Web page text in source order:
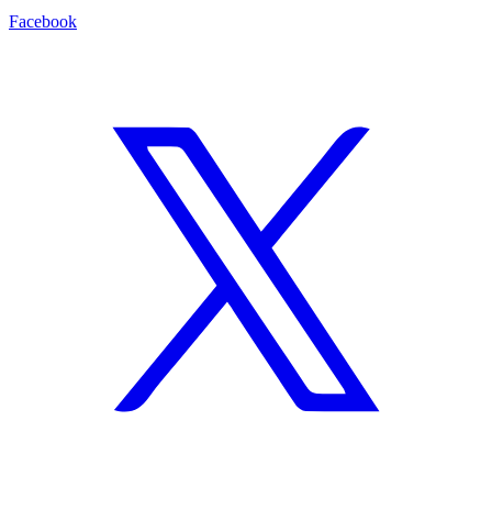
Facebook